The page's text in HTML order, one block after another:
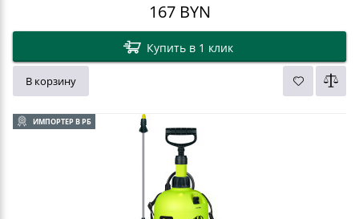
167BYN
Купить в 1 клик
В корзину
ИМПОРТЕР В РБ